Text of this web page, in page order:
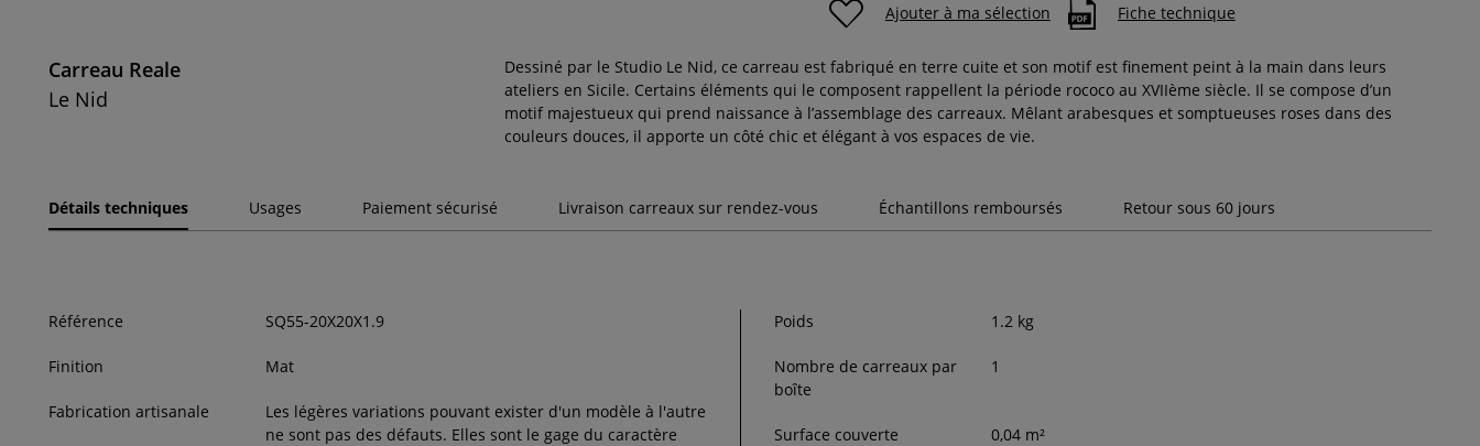
Ajouter à ma sélection Fiche technique
Carreau Reale
Le Nid
Dessiné par le Studio Le Nid, ce carreau est fabriqué en terre cuite et son motif est finement peint à la main dans leurs
ateliers en Sicile. Certains éléments qui le composent rappellent la période rococo au XVIIème siècle. Il se compose d’un
motif majestueux qui prend naissance à l’assemblage des carreaux. Mêlant arabesques et somptueuses roses dans des
couleurs douces, il apporte un côté chic et élégant à vos espaces de vie.
Détails techniques Usages Paiement sécurisé Livraison carreaux sur rendez-vous Échantillons remboursés Retour sous 60 jours
Référence SQ55-20X20X1.9
Finition Mat
Fabrication artisanale
Les légères variations pouvant exister d'un modèle à l'autre
ne sont pas des défauts. Elles sont le gage du caractère
Poids 1.2 kg
Nombre de carreaux par
boîte
1
Surface couverte 0,04 m²